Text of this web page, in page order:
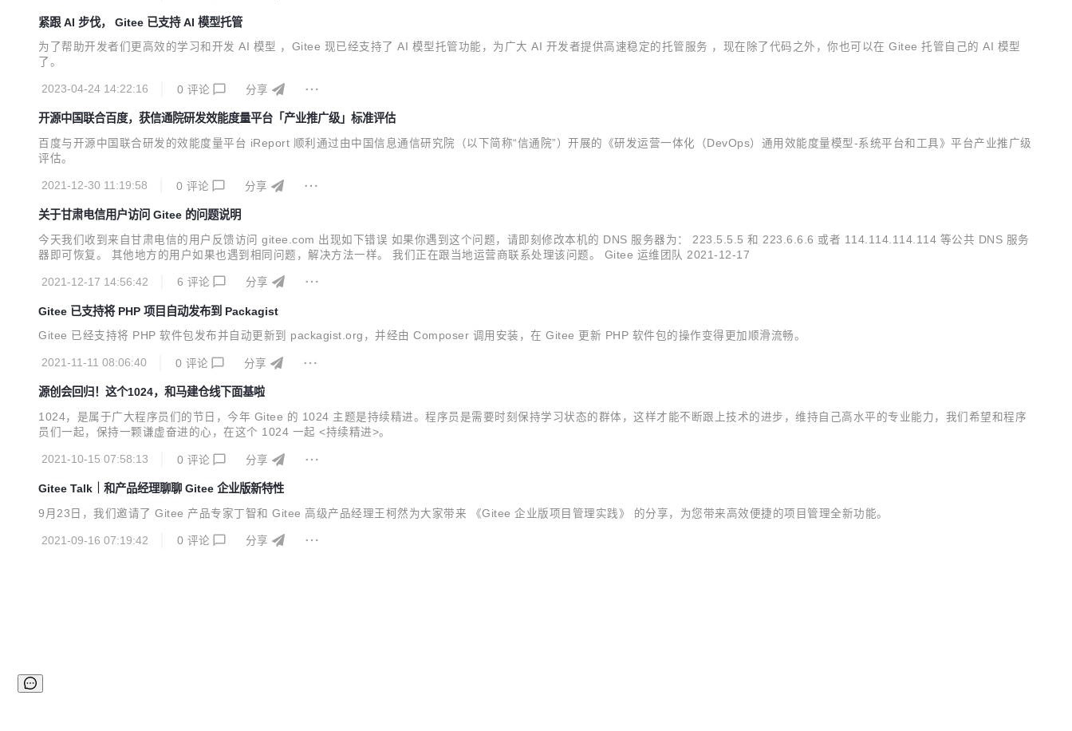
紧跟 AI 步伐， Gitee 已支持 AI 模型托管
为了帮助开发者们更高效的学习和开发 AI 模型 ，Gitee 现已经支持了 AI 模型托管功能，为广大 AI 开发者提供高速稳定的托管服务 ，现在除了代码之外，你也可以在 Gitee 托管自己的 AI 模型
了。
2023-04-24 14:22:16 0 评论 分享
开源中国联合百度，获信通院研发效能度量平台「产业推广级」标准评估
百度与开源中国联合研发的效能度量平台 iReport 顺利通过由中国信息通信研究院（以下简称“信通院”）开展的《研发运营一体化（DevOps）通用效能度量模型-系统平台和工具》平台产业推广级
评估。
2021-12-30 11:19:58 0 评论 分享
关于甘肃电信用户访问 Gitee 的问题说明
今天我们收到来自甘肃电信的用户反馈访问 gitee.com 出现如下错误 如果你遇到这个问题，请即刻修改本机的 DNS 服务器为： 223.5.5.5 和 223.6.6.6 或者 114.114.114.114 等公共 DNS 服务
器即可恢复。 其他地方的用户如果也遇到相同问题，解决方法一样。 我们正在跟当地运营商联系处理该问题。 Gitee 运维团队 2021-12-17
2021-12-17 14:56:42 6 评论 分享
Gitee 已支持将 PHP 项目自动发布到 Packagist
Gitee 已经支持将 PHP 软件包发布并自动更新到 packagist.org，并经由 Composer 调用安装，在 Gitee 更新 PHP 软件包的操作变得更加顺滑流畅。
2021-11-11 08:06:40 0 评论 分享
源创会回归！这个1024，和马建仓线下面基啦
1024，是属于广大程序员们的节日，今年 Gitee 的 1024 主题是持续精进。程序员是需要时刻保持学习状态的群体，这样才能不断跟上技术的进步，维持自己高水平的专业能力，我们希望和程序
员们一起，保持一颗谦虚奋进的心，在这个 1024 一起 <持续精进>。
2021-10-15 07:58:13 0 评论 分享
Gitee Talk｜和产品经理聊聊 Gitee 企业版新特性
9月23日，我们邀请了 Gitee 产品专家丁智和 Gitee 高级产品经理王柯然为大家带来 《Gitee 企业版项目管理实践》 的分享，为您带来高效便捷的项目管理全新功能。
2021-09-16 07:19:42 0 评论 分享